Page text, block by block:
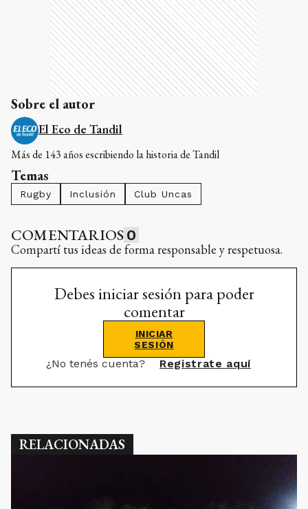
Sobre el autor
El Eco de Tandil
Más de 143 años escribiendo la historia de Tandil
Temas
Rugby Inclusión Club Uncas
COMENTARIOS 0
Compartí tus ideas de forma responsable y respetuosa.
Debes iniciar sesión para poder
comentar
INICIAR
SESIÓN
¿No tenés cuenta? Registrate aquí
RELACIONADAS